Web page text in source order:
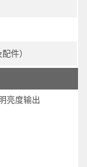
件）
亮度输出